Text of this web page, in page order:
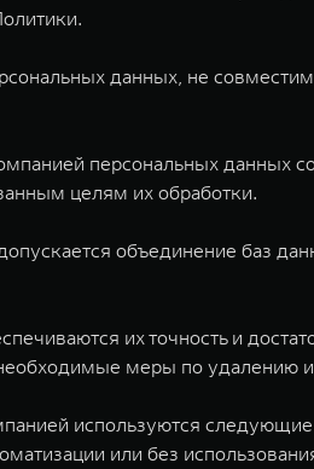
данных, не
персональных данных
целям их обработки.
объединение баз
их точность и
меры по удалению
используются
или без